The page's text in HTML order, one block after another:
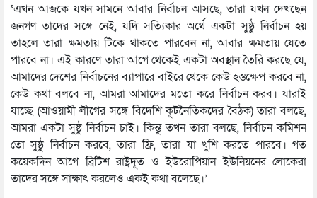
‘এখন আজকে যখন সামনে আবার নির্বাচন আসছে, তারা যখন দেখছেন
জনগণ তাদের সঙ্গে নেই, যদি সত্যিকার অর্থে একটা সুষ্ঠু নির্বাচন হয়
তাহলে তারা ক্ষমতায় টিকে থাকতে পারবেন না, আবার ক্ষমতায় যেতে
পারবে না। এই কারণে তারা আগে থেকেই একটা অবস্থান তৈরি করছে যে,
আমাদের দেশের নির্বাচনের ব্যাপারে বাইরে থেকে কেউ হস্তক্ষেপ করবে না,
কেউ কথা বলবে না, আমরা আমাদের মতো করে নির্বাচন করব। যারাই
যাচ্ছে (আওয়ামী লীগের সঙ্গে বিদেশি কূটনৈতিকদের বৈঠক) তারা বলছে,
আমরা একটা সুষ্ঠু নির্বাচন চাই। কিন্তু তখন তারা বলছে, নির্বাচন কমিশন
তো সুষ্ঠু নির্বাচন করবে, তারা ফ্রি, তারা যা খুশি করতে পারবে। গত
কয়েকদিন আগে ব্রিটিশ রাষ্ট্রদূত ও ইউরোপিয়ান ইউনিয়নের লোকেরা
তাদের সঙ্গে সাক্ষাৎ করলেও একই কথা বলেছে।’